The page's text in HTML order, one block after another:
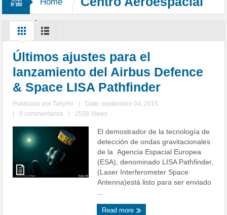
alemán DLR
Últimos ajustes para el
lanzamiento del Airbus Defence
& Space LISA Pathfinder
Publicado porTallyHo
Date: septiembre 04, 2015
0 commentarios 2558 Views
El demostrador de la tecnología de
detección de ondas gravitacionales
de la Agencia Espacial Europea
(ESA), denominado LISA Pathfinder,
(Laser Interferometer Space
Antenna)está listo para ser enviado
...
Read more